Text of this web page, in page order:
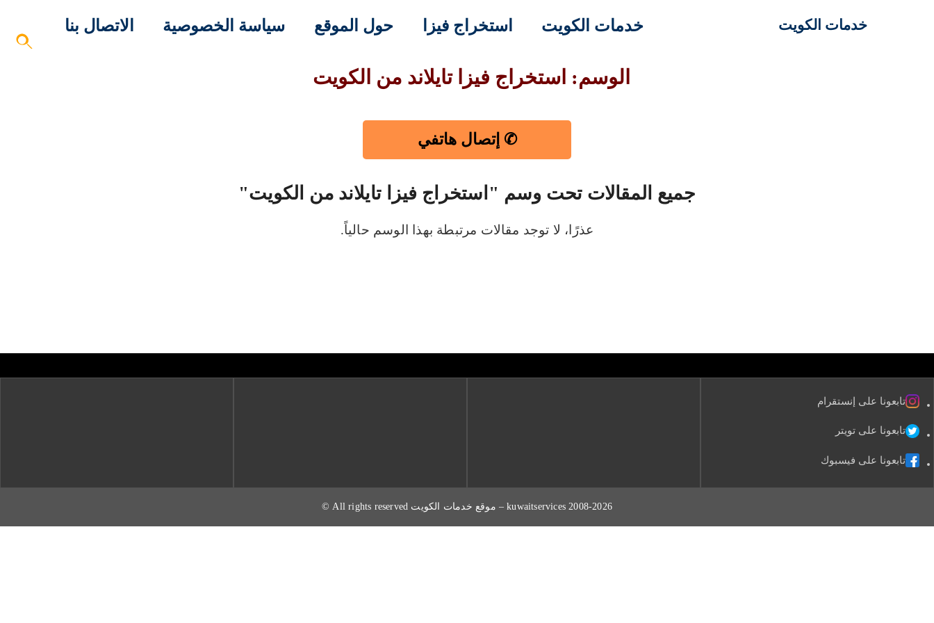
خدمات الكويت خدمات الكويت استخراج فيزا حول الموقع سياسة الخصوصية الاتصال بنا
الوسم: استخراج فيزا تايلاند من الكويت
✆ إتصال هاتفي
جميع المقالات تحت وسم "استخراج فيزا تايلاند من الكويت"
عذرًا، لا توجد مقالات مرتبطة بهذا الوسم حالياً.
تابعونا على إنستقرام
تابعونا على تويتر
تابعونا على فيسبوك
2008-2026 kuwaitservices – موقع خدمات الكويت All rights reserved ©